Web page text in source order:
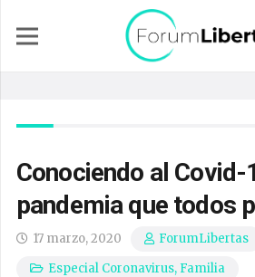
Conociendo al Covid-
pandemia que todos
17 marzo, 2020
ForumLibertas
Especial Coronavirus, Familia